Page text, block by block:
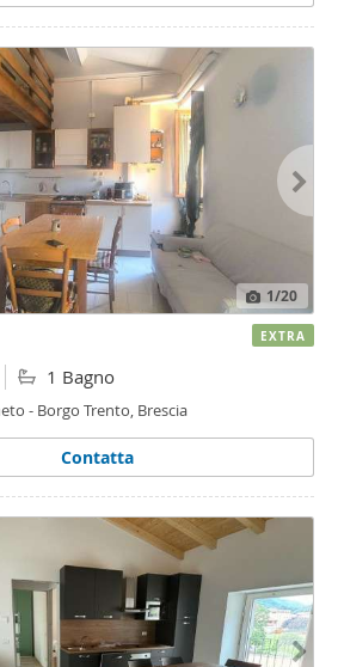
1/20
1 Bagno
- Borgo Trento, Brescia
Contatta
EXTRA